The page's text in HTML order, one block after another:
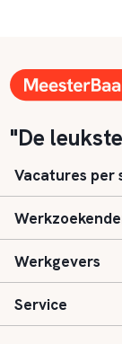
"De
Vacatures per
Basisonderwijs
Speciaal (basis)
Voortgezet
Aanmelden
Vacatures
Werkgevers
Inloggen
Service